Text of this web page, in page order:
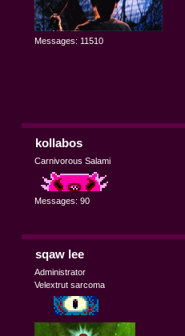
Messages: 11510
kollabos
Carnivorous Salami
Messages: 90
sqaw lee
Administrator
Velextrut sarcoma